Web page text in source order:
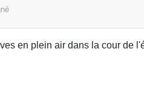
en plein air dans la cour de